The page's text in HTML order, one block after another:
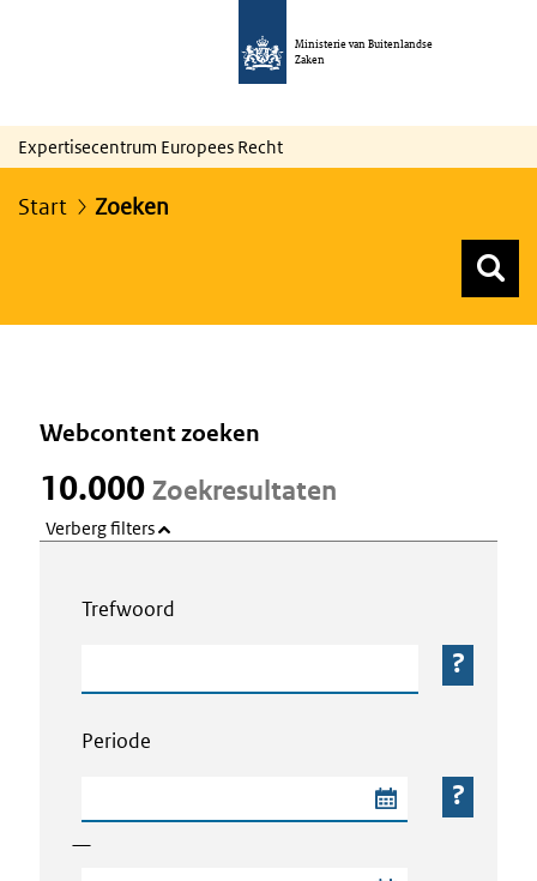
Ministerie van Buitenlandse
Zaken
Expertisecentrum Europees Recht
Start Zoeken
Webcontent zoeken
10.000 Zoekresultaten
Verberg filters
Trefwoord
Periode
—